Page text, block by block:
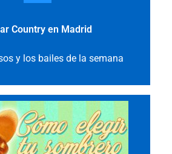
Country en Madrid
y los bailes de la semana